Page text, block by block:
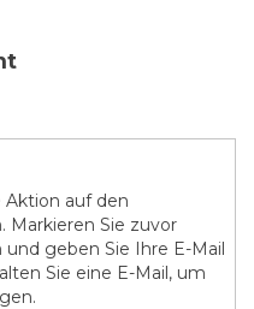
Aktion auf den
Sie zuvor
geben Sie Ihre E-Mail
Sie eine E-Mail, um